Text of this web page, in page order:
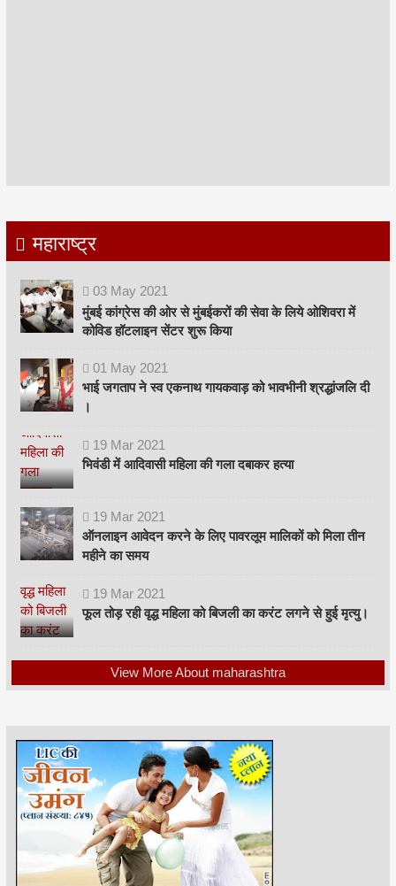
महाराष्ट्र
03 May 2021
मुंबई कांग्रेस की ओर से मुंबईकरों की सेवा के लिये ओशिवरा में
कोविड हॉटलाइन सेंटर शुरू किया
01 May 2021
भाई जगताप ने स्व एकनाथ गायकवाड़ को भावभीनी श्रद्धांजलि दी
।
19 Mar 2021
भिवंडी में आदिवासी महिला की गला दबाकर हत्या
19 Mar 2021
ऑनलाइन आवेदन करने के लिए पावरलूम मालिकों को मिला तीन
महीने का समय
19 Mar 2021
फूल तोड़ रही वृद्ध महिला को बिजली का करंट लगने से हुई मृत्यु।
View More About maharashtra